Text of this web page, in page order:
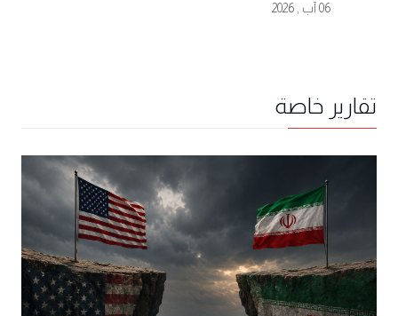
06 آب , 2026
تقارير خاصة